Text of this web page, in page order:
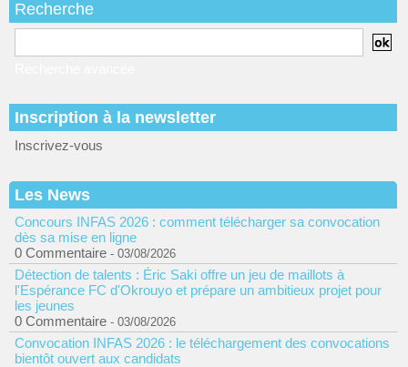
Recherche
Inscription à la newsletter
Inscrivez-vous
Les News
Concours INFAS 2026 : comment télécharger sa convocation
dès sa mise en ligne
0 Commentaire - 03/08/2026
Détection de talents : Éric Saki offre un jeu de maillots à
l'Espérance FC d'Okrouyo et prépare un ambitieux projet pour
les jeunes
0 Commentaire - 03/08/2026
Convocation INFAS 2026 : le téléchargement des convocations
bientôt ouvert aux candidats